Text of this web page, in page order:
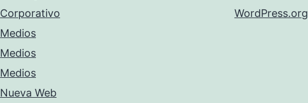
Corporativo
Medios
Medios
Medios
Nueva Web
WordPress.org